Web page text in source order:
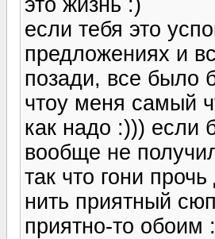
если тебя это
предложениях и
позади, все было
чтоу меня самый
как надо :))) если
вообще не
так что гони
нить приятный
приятно-то обоим